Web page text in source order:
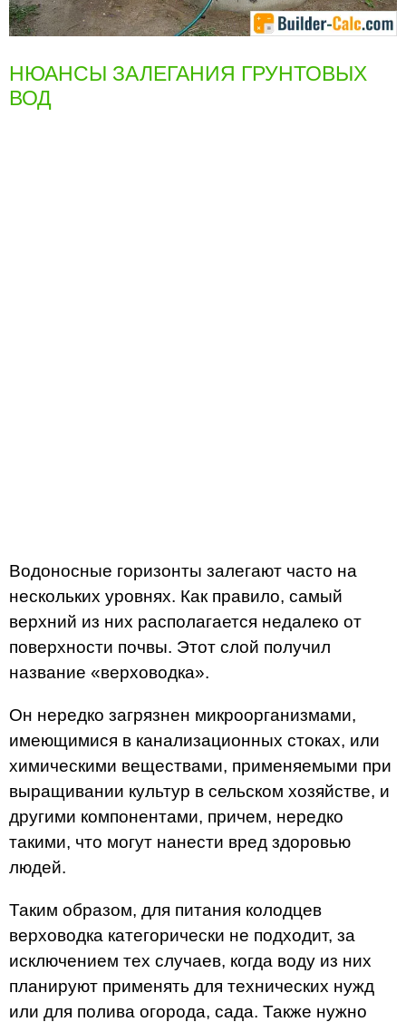
НЮАНСЫ ЗАЛЕГАНИЯ ГРУНТОВЫХ
ВОД
Водоносные горизонты залегают часто на
нескольких уровнях. Как правило, самый
верхний из них располагается недалеко от
поверхности почвы. Этот слой получил
название «верховодка».
Он нередко загрязнен микроорганизмами,
имеющимися в канализационных стоках, или
химическими веществами, применяемыми при
выращивании культур в сельском хозяйстве, и
другими компонентами, причем, нередко
такими, что могут нанести вред здоровью
людей.
Таким образом, для питания колодцев
верховодка категорически не подходит, за
исключением тех случаев, когда воду из них
планируют применять для технических нужд
или для полива огорода, сада. Также нужно